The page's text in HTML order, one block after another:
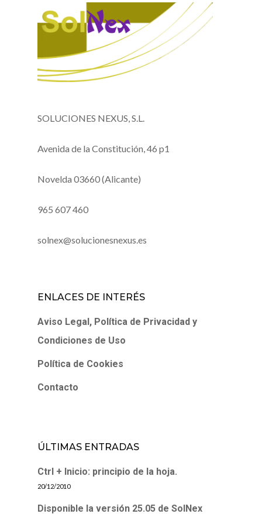
SOLUCIONES NEXUS, S.L.
Avenida de la Constitución, 46 p1
Novelda 03660 (Alicante)
965 607 460
solnex@solucionesnexus.es
ENLACES DE INTERÉS
Aviso Legal, Política de Privacidad y
Condiciones de Uso
Política de Cookies
Contacto
ÚLTIMAS ENTRADAS
Ctrl + Inicio: principio de la hoja.
20/12/2010
Disponible la versión 25.05 de SolNex